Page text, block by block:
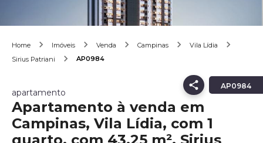
Home Imóveis Venda Campinas
Vila Lídia
Sirius Patriani
AP0984
AP0984
apartamento
Apartamento à venda em
Campinas, Vila Lídia, com 1